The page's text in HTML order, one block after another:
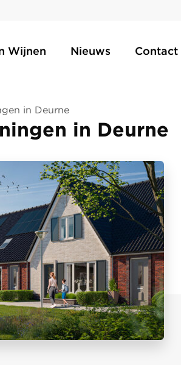
Wijnen Nieuws Contact
in Deurne
in Deurne